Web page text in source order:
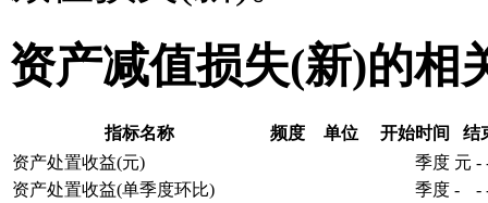
资产减值损失(新)的相
指标名称 频度 单位 开始时间
结
资产处置收益(元)
季度 元 -
资产处置收益(单季度环比)
季度 - -